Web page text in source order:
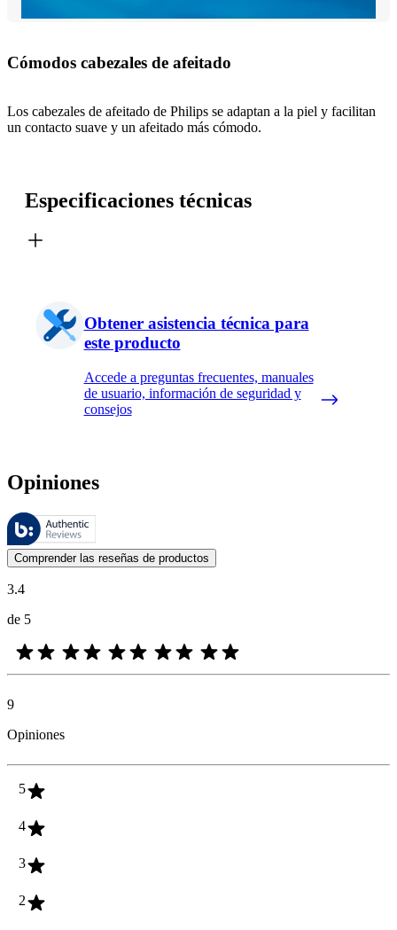
Cómodos cabezales de afeitado
Los cabezales de afeitado de Philips se adaptan a la piel y facilitan
un contacto suave y un afeitado más cómodo.
Especificaciones técnicas
Obtener asistencia técnica para
este producto
Accede a preguntas frecuentes, manuales
de usuario, información de seguridad y
consejos
Opiniones
Estas reseñas las gestiona Bazaarvoice y cumplen con la política de
Las opiniones de los clientes en forma de reseñas de productos y
Comprender las reseñas de productos
3.4
de 5
9
Opiniones
5
4
3
2